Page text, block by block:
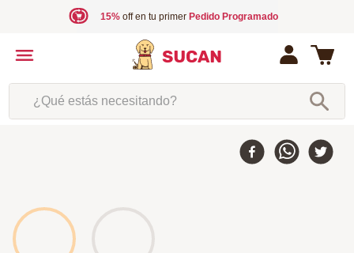
15%off en tu primer Pedido Programado
¿Qué estás necesitando?